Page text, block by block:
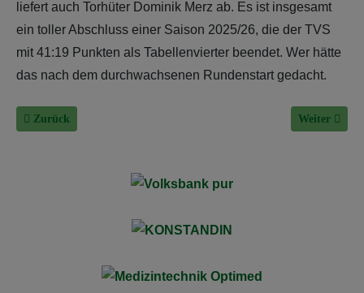
liefert auch Torhüter Dominik Merz ab. Es ist insgesamt
ein toller Abschluss einer Saison 2025/26, die der TVS
mit 41:19 Punkten als Tabellenvierter beendet. Wer hätte
das nach dem durchwachsenen Rundenstart gedacht.
Vorheriger Beitrag: Rückblick auf die Regionalliga-Saison 2025/26 -
Zurück Nächster
Weiter